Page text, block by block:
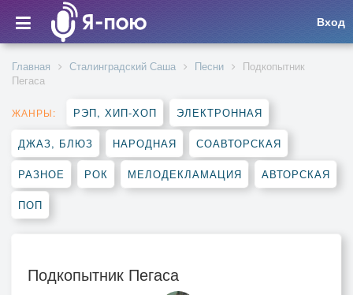
Вход
Главная Сталинградский Саша Песни
Подкопытник
Пегаса
ЖАНРЫ: РЭП, ХИП-ХОП ЭЛЕКТРОННАЯ
ДЖАЗ, БЛЮЗ НАРОДНАЯ СОАВТОРСКАЯ
РАЗНОЕ РОК МЕЛОДЕКЛАМАЦИЯ АВТОРСКАЯ
ПОП
Подкопытник Пегаса